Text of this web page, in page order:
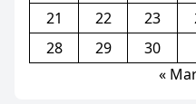
21
22 23
28
29
30
«